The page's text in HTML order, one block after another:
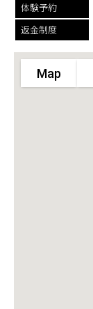
体験予約
返金制度
Map